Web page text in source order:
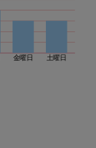
金曜日 土曜日